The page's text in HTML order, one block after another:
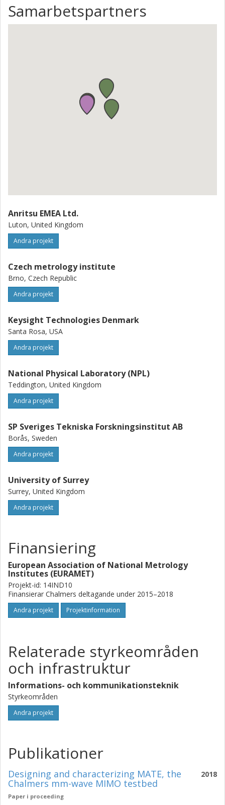
Samarbetspartners
Anritsu EMEA Ltd.
Luton, United Kingdom
Andra projekt
Czech metrology institute
Brno, Czech Republic
Andra projekt
Keysight Technologies Denmark
Santa Rosa, USA
Andra projekt
National Physical Laboratory (NPL)
Teddington, United Kingdom
Andra projekt
SP Sveriges Tekniska Forskningsinstitut AB
Borås, Sweden
Andra projekt
University of Surrey
Surrey, United Kingdom
Andra projekt
Finansiering
European Association of National Metrology
Institutes (EURAMET)
Projekt-id: 14IND10
Finansierar Chalmers deltagande under 2015–2018
Andra projekt Projektinformation
Relaterade styrkeområden
och infrastruktur
Informations- och kommunikationsteknik
Styrkeområden
Andra projekt
Publikationer
2018
Designing and characterizing MATE, the
Chalmers mm-wave MIMO testbed
Paper i proceeding